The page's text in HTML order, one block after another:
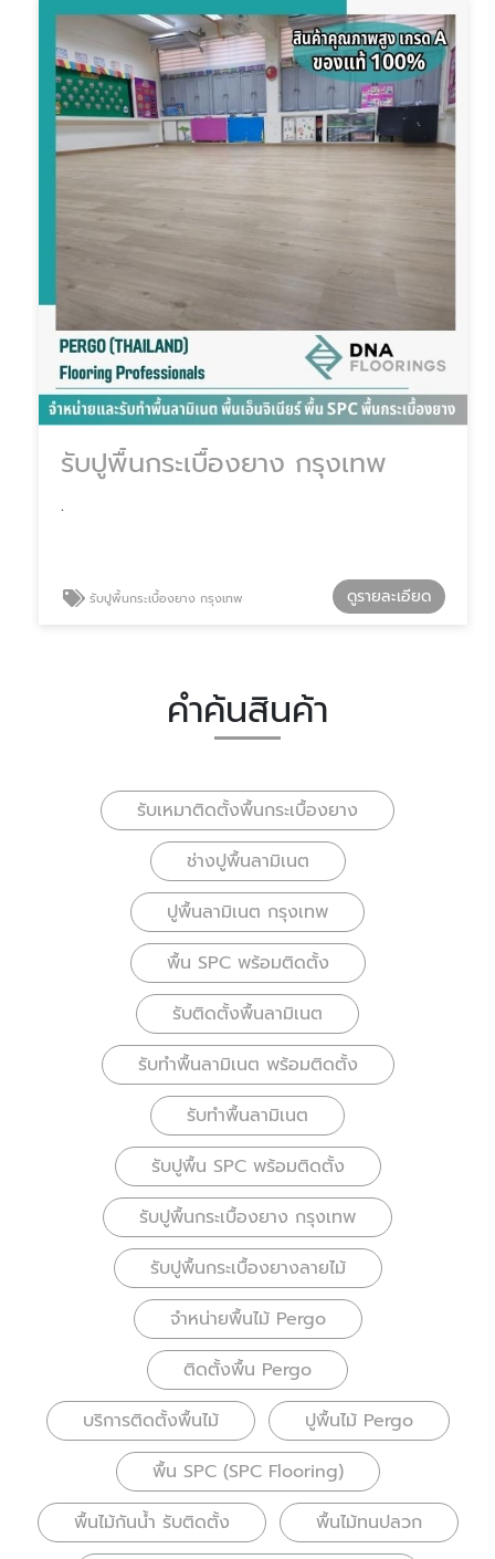
รับปูพื้นกระเบื้องยาง กรุงเทพ
.
รับปูพื้นกระเบื้องยาง กรุงเทพ ดูรายละเอียด
คำค้นสินค้า
รับเหมาติดตั้งพื้นกระเบื้องยาง
ช่างปูพื้นลามิเนต
ปูพื้นลามิเนต กรุงเทพ
พื้น SPC พร้อมติดตั้ง
รับติดตั้งพื้นลามิเนต
รับทำพื้นลามิเนต พร้อมติดตั้ง
รับทำพื้นลามิเนต
รับปูพื้น SPC พร้อมติดตั้ง
รับปูพื้นกระเบื้องยาง กรุงเทพ
รับปูพื้นกระเบื้องยางลายไม้
จำหน่ายพื้นไม้ Pergo
ติดตั้งพื้น Pergo
บริการติดตั้งพื้นไม้
ปูพื้นไม้ Pergo
พื้น SPC (SPC Flooring)
พื้นไม้กันน้ำ รับติดตั้ง
พื้นไม้ทนปลวก